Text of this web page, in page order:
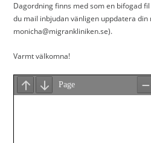
Dagordning finns med som en bifogad
du mail inbjudan vänligen uppdatera din
monicha@migrankliniken.se).
Varmt välkomna!